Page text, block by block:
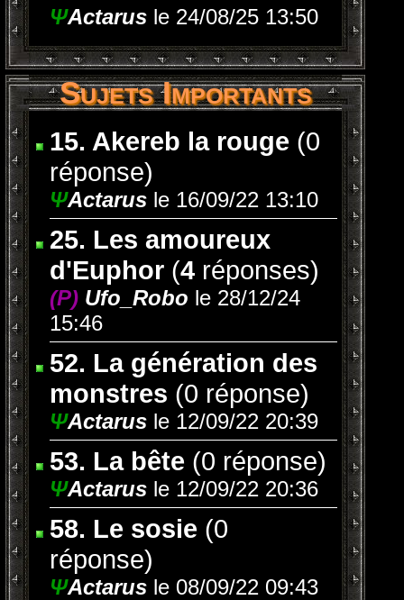
ΨActarus le 24/08/25 13:50
Sujets Importants
15. Akereb la rouge (0
réponse)
ΨActarus le 16/09/22 13:10
25. Les amoureux
d'Euphor (4 réponses)
(P) Ufo_Robo le 28/12/24
15:46
52. La génération des
monstres (0 réponse)
ΨActarus le 12/09/22 20:39
53. La bête (0 réponse)
ΨActarus le 12/09/22 20:36
58. Le sosie (0
réponse)
ΨActarus le 08/09/22 09:43